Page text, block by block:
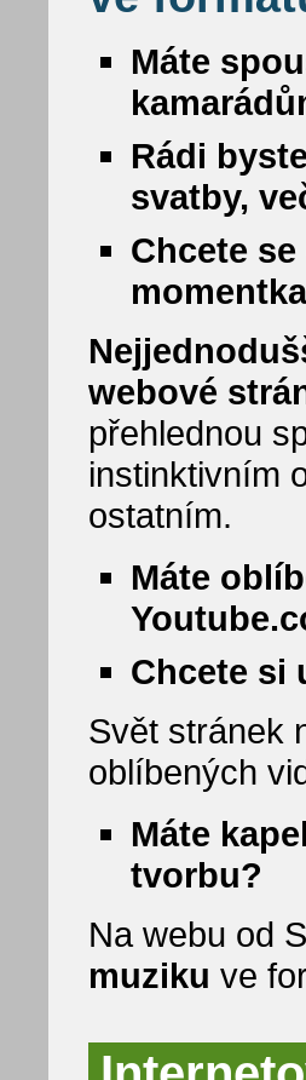
Máte
Rádi
svatby,
Chcete
webové
přehlednou
instinktivním
ostatním.
Máte
Chcete si
Svět stránek
oblíbených
Máte
tvorbu?
Na webu od
muziku ve